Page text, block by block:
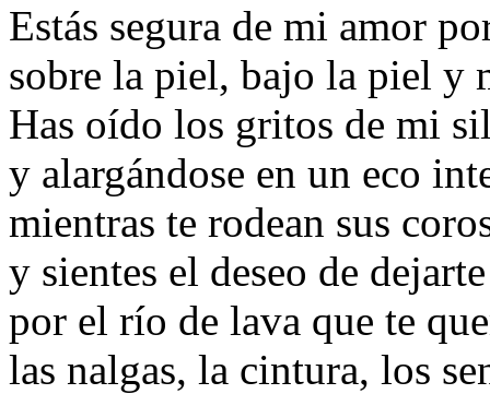
Estás segura de mi amor
sobre la piel, bajo la piel y
Has oído los gritos de mi
y alargándose en un eco
mientras te rodean sus
y sientes el deseo de
por el río de lava que te
las nalgas, la cintura, los